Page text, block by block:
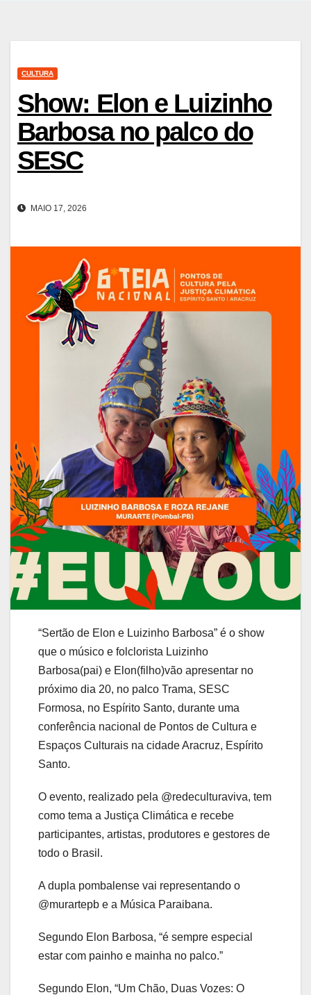
CULTURA
Show: Elon e Luizinho
Barbosa no palco do
SESC
MAIO 17, 2026
“Sertão de Elon e Luizinho Barbosa” é o show
que o músico e folclorista Luizinho
Barbosa(pai) e Elon(filho)vão apresentar no
próximo dia 20, no palco Trama, SESC
Formosa, no Espírito Santo, durante uma
conferência nacional de Pontos de Cultura e
Espaços Culturais na cidade Aracruz, Espírito
Santo.
O evento, realizado pela @redeculturaviva, tem
como tema a Justiça Climática e recebe
participantes, artistas, produtores e gestores de
todo o Brasil.
A dupla pombalense vai representando o
@murartepb e a Música Paraibana.
Segundo Elon Barbosa, “é sempre especial
estar com painho e mainha no palco.”
Segundo Elon, “Um Chão, Duas Vozes: O